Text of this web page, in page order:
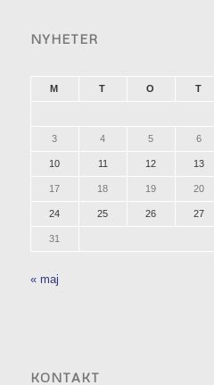
NYHETER
M T O T
3 4 5 6
10 11 12 13
17 18 19 20
24 25 26 27
31
« maj
KONTAKT